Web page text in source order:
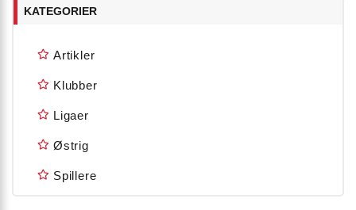
KATEGORIER
Artikler
Klubber
Ligaer
Østrig
Spillere